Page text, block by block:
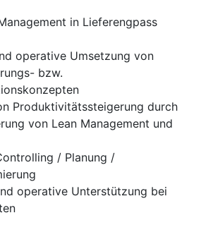
in Lieferengpass
operative Umsetzung von
bzw.
Produktivitätssteigerung durch
von Lean Management und
/ Planung /
operative Unterstützung bei